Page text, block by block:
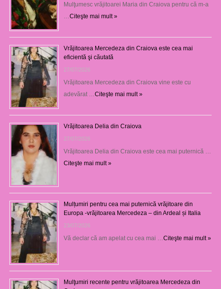
Mulţumesc vrăjitoarei Maria din Craiova pentru că m-a
Citeşte mai mult »
Vrăjitoarea Mercedeza din Craiova este cea mai
eficientă şi căutată
27/07/2026
Vrăjitoarea Mercedeza din Craiova vine este cu
adevărat … Citeşte mai mult »
Vrăjitoarea Delia din Craiova
27/07/2026
Vrăjitoarea Delia din Craiova este cea mai puternică …
Citeşte mai mult »
Mulțumiri pentru cea mai puternică vrăjitoare din
Europa -vrăjitoarea Mercedeza – din Ardeal și Italia
23/07/2026
Vă declar că am apelat cu cea mai … Citeşte mai mult »
Mulţumiri recente pentru vrăjitoarea Mercedeza din